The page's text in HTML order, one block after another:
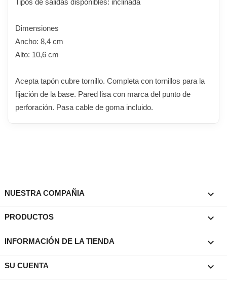
Tipos de salidas disponibles: inclinada
Dimensiones
Ancho: 8,4 cm
Alto: 10,6 cm
Acepta tapón cubre tornillo. Completa con tornillos para la
fijación de la base. Pared lisa con marca del punto de
perforación. Pasa cable de goma incluido.
NUESTRA COMPAÑIA 
PRODUCTOS 
INFORMACIÓN DE LA TIENDA keyboard_arrow_down
SU CUENTA 